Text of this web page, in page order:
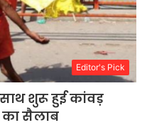
Editor's Pick
शुरू हुई कांवड़
का सैलाब